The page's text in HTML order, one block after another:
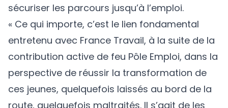
sécuriser les parcours jusqu’à l’emploi.
« Ce qui importe, c’est le lien fondamental
entretenu avec France Travail, à la suite de la
contribution active de feu Pôle Emploi, dans la
perspective de réussir la transformation de
ces jeunes, quelquefois laissés au bord de la
route, quelquefois maltraités. Il s’agit de les